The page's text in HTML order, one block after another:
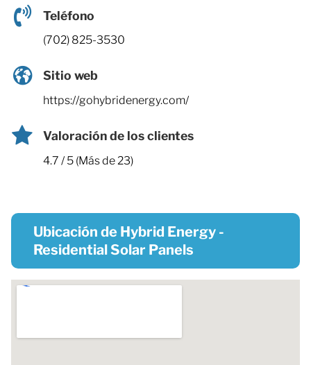
Teléfono
(702) 825-3530
Sitio web
https://gohybridenergy.com/
Valoración de los clientes
4.7 / 5 (Más de 23)
Ubicación de Hybrid Energy -
Residential Solar Panels